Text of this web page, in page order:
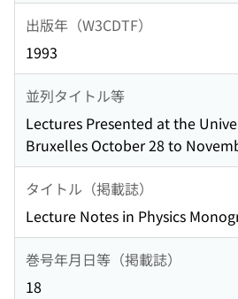
出版年（W3CDTF）
1993
並列タイトル等
Lectures Presented at the
Bruxelles October 28 to
タイトル（掲載誌）
Lecture Notes in Physics
巻号年月日等（掲載誌）
18